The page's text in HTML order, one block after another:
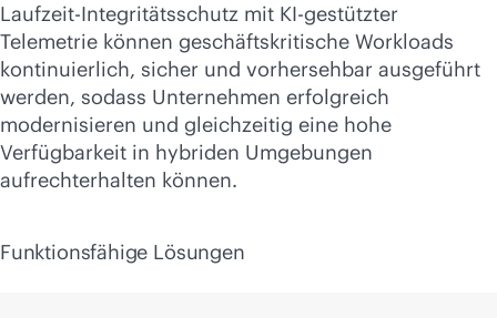
Laufzeit-Integritätsschutz mit KI-gestützter
Telemetrie können geschäftskritische Workloads
kontinuierlich, sicher und vorhersehbar ausgeführt
werden, sodass Unternehmen erfolgreich
modernisieren und gleichzeitig eine hohe
Verfügbarkeit in hybriden Umgebungen
aufrechterhalten können.
Funktionsfähige Lösungen